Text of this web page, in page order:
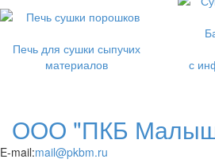
Печь для сушки сыпучих
материалов
с
ООО "ПКБ
E-mail:mail@pkbm.ru